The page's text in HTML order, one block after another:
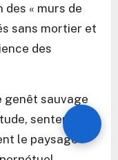
« murs de
sans mortier et
des
genêt sauvage
sentent
le paysage